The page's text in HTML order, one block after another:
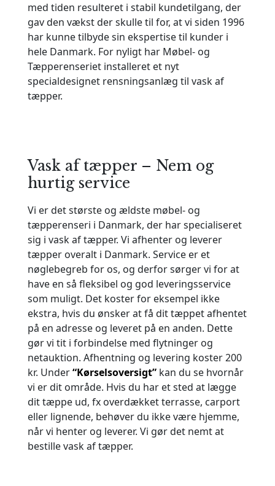
med tiden resulteret i stabil kundetilgang, der
gav den vækst der skulle til for, at vi siden 1996
har kunne tilbyde sin ekspertise til kunder i
hele Danmark. For nyligt har Møbel- og
Tæpperenseriet installeret et nyt
specialdesignet rensningsanlæg til vask af
tæpper.
Vask af tæpper – Nem og
hurtig service
Vi er det største og ældste møbel- og
tæpperenseri i Danmark, der har specialiseret
sig i vask af tæpper. Vi afhenter og leverer
tæpper overalt i Danmark. Service er et
nøglebegreb for os, og derfor sørger vi for at
have en så fleksibel og god leveringsservice
som muligt. Det koster for eksempel ikke
ekstra, hvis du ønsker at få dit tæppet afhentet
på en adresse og leveret på en anden. Dette
gør vi tit i forbindelse med flytninger og
netauktion. Afhentning og levering koster 200
kr. Under“Kørselsoversigt”kan du se hvornår
vi er dit område. Hvis du har et sted at lægge
dit tæppe ud, fx overdækket terrasse, carport
eller lignende, behøver du ikke være hjemme,
når vi henter og leverer. Vi gør det nemt at
bestille vask af tæpper.